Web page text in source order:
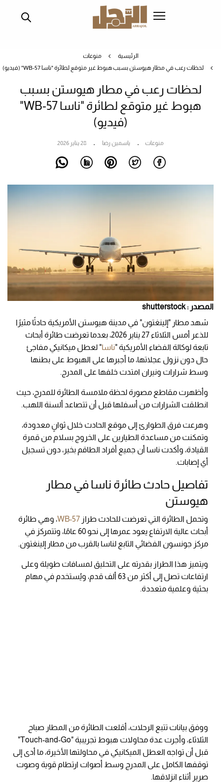
الرئيسية
منوعات
لحظات رعب في مطار هيوستن بسبب هبوط غير متوقع لطائرة "ناسا WB-57" (فيديو)
لحظات رعب في مطار هيوستن بسبب
هبوط غير متوقع لطائرة "ناسا WB-57"
(فيديو)
منوعات ياسمين رضا 28 يناير 2026
المصدر : shutterstock
شهد مطار "إلينغتون" في مدينة هيوستن الأمريكية حادثًا مثيرًا
للذعر أمس الثلاثاء 27 يناير 2026، بعدما تعرضت طائرة أبحاث
تابعة لوكالة الفضاء الأمريكية "ناسا" لعطل ميكانيكي مفاجئ
حال دون نزول عجلاتها، ما أجبرها على الهبوط على بطنها
وسط شرارات ونيران امتدت خلفها على المدرج.
وأظهرت مقاطع مصورة لحظة ملامسة الطائرة للمدرج، حيث
انطلقت الشرارات من أسفلها قبل أن تتصاعد ألسنة اللهب.
وهرعت فرق الطوارئ إلى موقع الحادث خلال ثوانٍ معدودة،
وتمكنت من مساعدة الطيارين على الخروج بسلام من قمرة
القيادة، وأكدت ناسا أن جميع أفراد الطاقم بخير، دون تسجيل
أي إصابات.
تفاصيل حادث طائرة ناسا في مطار
هيوستن
وتحمل الطائرة التي تعرضت للحادث طراز WB-57، وهي طائرة
أبحاث عالية الارتفاع يعود عمرها إلى نحو 60 عامًا، وتتمركز في
مركز جونسون الفضائي التابع لناسا بالقرب من مطار إلينغتون.
ويتميز هذا الطراز بقدرته على التحليق لمسافات طويلة وعلى
ارتفاعات تصل إلى أكثر من 63 ألف قدم، ويُستخدم في مهام
بحثية وعلمية متعددة.
ووفق بيانات تتبع الرحلات، أقلعت الطائرة من المطار صباح
الثلاثاء، وأجرت عدة محاولات هبوط تجريبية "Touch-and-Go"
قبل أن تواجه العطل الميكانيكي في محاولتها الأخيرة، ما أدى إلى
توقفها الكامل على المدرج وسط أصوات ارتطام قوية وصوت
صرير أثناء انزلاقها.